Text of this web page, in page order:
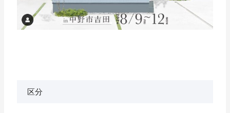
区分